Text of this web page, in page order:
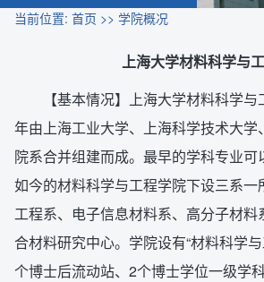
当前位置: 首页 >> 学院概况
上海大学材料科学与
【基本情况】上海大学材料科学
年由上海工业大学、上海科学技术大学
院系合并组建而成。最早的学科专业可
如今的材料科学与工程学院下设三系
工程系、电子信息材料系、高分子材料
合材料研究中心。学院设有“材料科学与
个博士后流动站、2个博士学位一级学